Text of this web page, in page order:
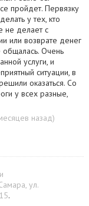
пройдет. Первязку
у тех, кто
не делает с
или возврате денег
Очень
услуги, и
ситуации, в
оказаться. Со
у всех разные,
назад)
, ул.
.